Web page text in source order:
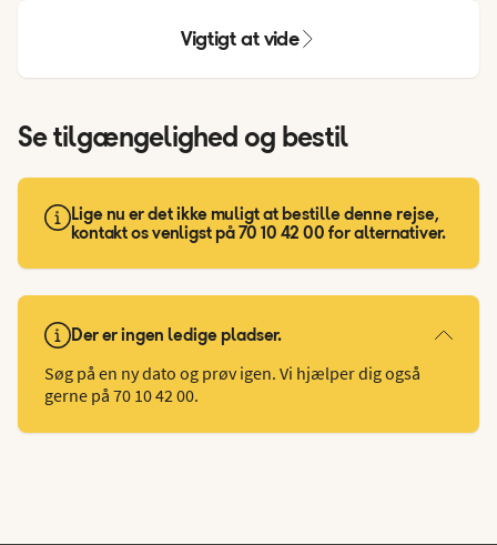
Vigtigt at vide
Se tilgængelighed og bestil
Lige nu er det ikke muligt at bestille denne rejse,
kontakt os venligst på 70 10 42 00 for alternativer.
Der er ingen ledige pladser.
Søg på en ny dato og prøv igen. Vi hjælper dig også
gerne på 70 10 42 00.